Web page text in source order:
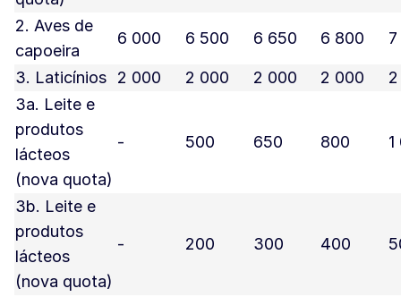
2. Aves de
capoeira
6 000 6 500 6 650 6 800
3. Laticínios 2 000 2 000 2 000 2 000
3a. Leite e
produtos
lácteos
(nova quota)
- 500 650 800
3b. Leite e
produtos
lácteos
(nova quota)
- 200 300 400